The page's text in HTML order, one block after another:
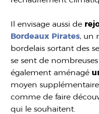
Il envisage aussi de
Bordeaux Pirates, un
bordelais sortant des
se sent de
également aménagé
moyen
comme de faire
qui le souhaitent.